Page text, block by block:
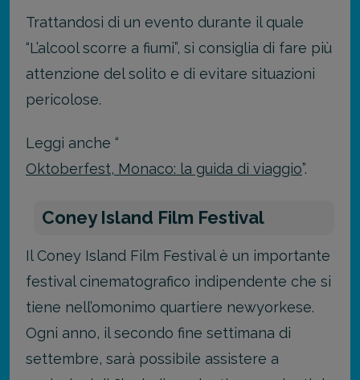
Trattandosi di un evento durante il quale
“L’alcool scorre a fiumi”, si consiglia di fare più
attenzione del solito e di evitare situazioni
pericolose.
Leggi anche “
Oktoberfest, Monaco: la guida di viaggio”.
Coney Island Film Festival
Il Coney Island Film Festival è un importante
festival cinematografico indipendente che si
tiene nell’omonimo quartiere newyorkese.
Ogni anno, il secondo fine settimana di
settembre, sarà possibile assistere a